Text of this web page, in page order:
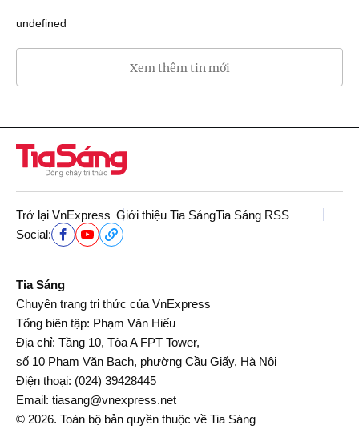
undefined
Xem thêm tin mới
Trở lại VnExpress Giới thiệu Tia SángTia Sáng RSS
Social:
Tia Sáng
Chuyên trang tri thức của VnExpress
Tổng biên tập: Phạm Văn Hiếu
Địa chỉ: Tầng 10, Tòa A FPT Tower,
số 10 Phạm Văn Bạch, phường Cầu Giấy, Hà Nội
Điện thoại: (024) 39428445
Email: tiasang@vnexpress.net
© 2026. Toàn bộ bản quyền thuộc về Tia Sáng